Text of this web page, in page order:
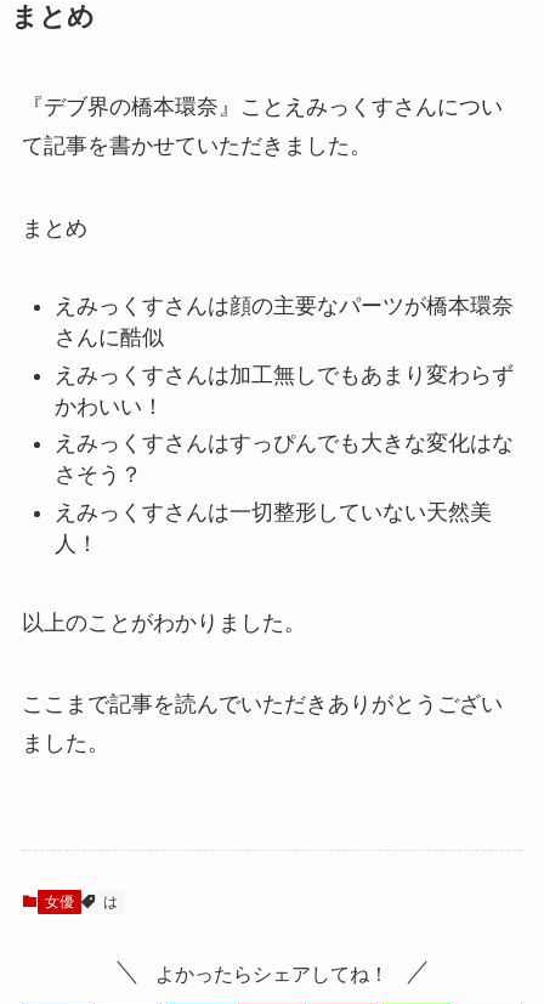
まとめ
『デブ界の橋本環奈』ことえみっくすさんについ
て記事を書かせていただきました。
まとめ
えみっくすさんは顔の主要なパーツが橋本環奈
さんに酷似
えみっくすさんは加工無しでもあまり変わらず
かわいい！
えみっくすさんはすっぴんでも大きな変化はな
さそう？
えみっくすさんは一切整形していない天然美
人！
以上のことがわかりました。
ここまで記事を読んでいただきありがとうござい
ました。
女優 は
よかったらシェアしてね！